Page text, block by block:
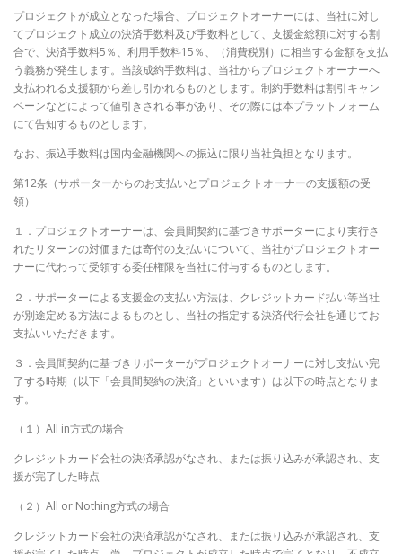
プロジェクトが成立となった場合、プロジェクトオーナーには、当社に対し
てプロジェクト成立の決済手数料及び手数料として、支援金総額に対する割
合で、決済手数料5％、利用手数料15％、（消費税別）に相当する金額を支払
う義務が発生します。当該成約手数料は、当社からプロジェクトオーナーへ
支払われる支援額から差し引かれるものとします。制約手数料は割引キャン
ペーンなどによって値引きされる事があり、その際には本プラットフォーム
にて告知するものとします。
なお、振込手数料は国内金融機関への振込に限り当社負担となります。
第12条（サポーターからのお支払いとプロジェクトオーナーの支援額の受
領）
１．プロジェクトオーナーは、会員間契約に基づきサポーターにより実行さ
れたリターンの対価または寄付の支払いについて、当社がプロジェクトオー
ナーに代わって受領する委任権限を当社に付与するものとします。
２．サポーターによる支援金の支払い方法は、クレジットカード払い等当社
が別途定める方法によるものとし、当社の指定する決済代行会社を通じてお
支払いいただきます。
３．会員間契約に基づきサポーターがプロジェクトオーナーに対し支払い完
了する時期（以下「会員間契約の決済」といいます）は以下の時点となりま
す。
（１）All in方式の場合
クレジットカード会社の決済承認がなされ、または振り込みが承認され、支
援が完了した時点
（２）All or Nothing方式の場合
クレジットカード会社の決済承認がなされ、または振り込みが承認され、支